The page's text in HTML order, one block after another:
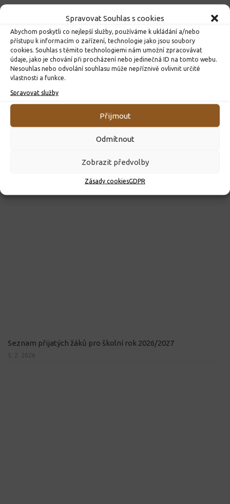
Spravovat Souhlas s cookies
Abychom poskytli co nejlepší služby, používáme k ukládání a/nebo
přístupu k informacím o zařízení, technologie jako jsou soubory
cookies. Souhlas s těmito technologiemi nám umožní zpracovávat
údaje, jako je chování při procházení nebo jedinečná ID na tomto webu.
Nesouhlas nebo odvolání souhlasu může nepříznivě ovlivnit určité
vlastnosti a funkce.
Spravovat služby
Přijmout
Odmítnout
Zobrazit předvolby
Zásady cookiesGDPR
PRO ROK 2026
Seznam přijatých žáků pro školní rok 2026/2027
5. 2. 2026